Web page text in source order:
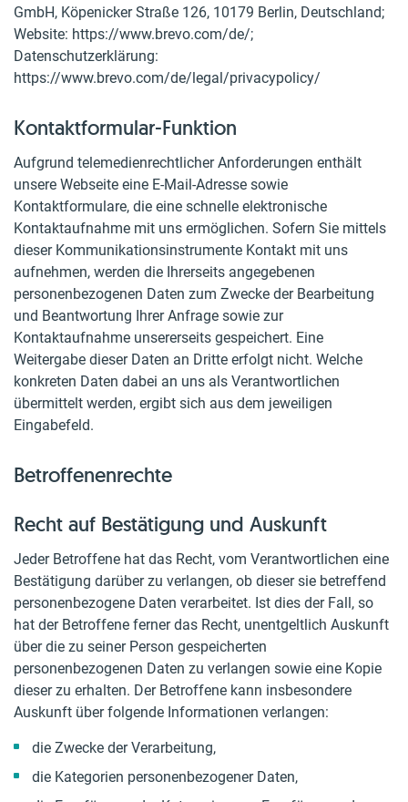
GmbH, Köpenicker Straße 126, 10179 Berlin, Deutschland;
Website: https://www.brevo.com/de/;
Datenschutzerklärung:
https://www.brevo.com/de/legal/privacypolicy/
Kontaktformular-Funktion
Aufgrund telemedienrechtlicher Anforderungen enthält
unsere Webseite eine E-Mail-Adresse sowie
Kontaktformulare, die eine schnelle elektronische
Kontaktaufnahme mit uns ermöglichen. Sofern Sie mittels
dieser Kommunikationsinstrumente Kontakt mit uns
aufnehmen, werden die Ihrerseits angegebenen
personenbezogenen Daten zum Zwecke der Bearbeitung
und Beantwortung Ihrer Anfrage sowie zur
Kontaktaufnahme unsererseits gespeichert. Eine
Weitergabe dieser Daten an Dritte erfolgt nicht. Welche
konkreten Daten dabei an uns als Verantwortlichen
übermittelt werden, ergibt sich aus dem jeweiligen
Eingabefeld.
Betroffenenrechte
Recht auf Bestätigung und Auskunft
Jeder Betroffene hat das Recht, vom Verantwortlichen eine
Bestätigung darüber zu verlangen, ob dieser sie betreffend
personenbezogene Daten verarbeitet. Ist dies der Fall, so
hat der Betroffene ferner das Recht, unentgeltlich Auskunft
über die zu seiner Person gespeicherten
personenbezogenen Daten zu verlangen sowie eine Kopie
dieser zu erhalten. Der Betroffene kann insbesondere
Auskunft über folgende Informationen verlangen:
die Zwecke der Verarbeitung,
die Kategorien personenbezogener Daten,